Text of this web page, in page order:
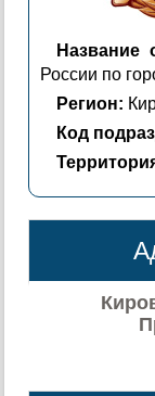
Название
России по
Регион:
Код